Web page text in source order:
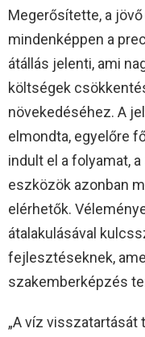
Megerősítette, a
mindenképpen a
átállás jelenti, ami
költségek
növekedéséhez. A
elmondta, egyelőre
indult el a folyamat,
eszközök azonban
elérhetők.
átalakulásával
fejlesztéseknek,
szakemberképzés
„A víz